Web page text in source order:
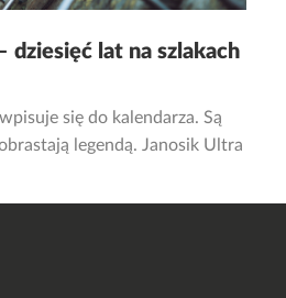
dziesięć lat na szlakach
się do kalendarza. Są
legendą. Janosik Ultra